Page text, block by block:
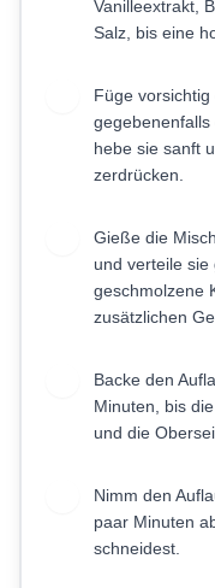
Vanilleextrakt,
Salz, bis eine
Füge
gegebenenfalls
hebe sie sanft
zerdrücken.
Gieße die
und verteile
geschmolzene
zusätzlichen
Backe den
Minuten, bis
und die
Nimm den
paar Minuten
schneidest.